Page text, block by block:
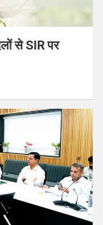
से SIR पर